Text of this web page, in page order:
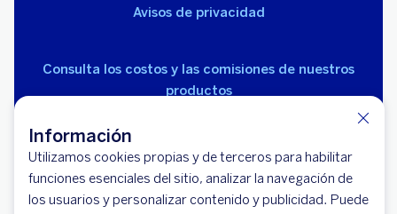
Información
Utilizamos cookies propias y de terceros para habilitar
funciones esenciales del sitio, analizar la navegación de
los usuarios y personalizar contenido y publicidad. Puede
Avisos de privacidad
Consulta los costos y las comisiones de nuestros
productos